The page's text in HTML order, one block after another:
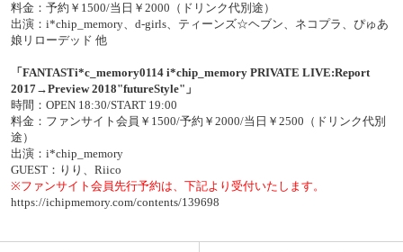
料金：予約￥1500/当日￥2000（ドリンク代別途）
出演：i*chip_memory、d-girls、ティーンズ☆ヘブン、ネコプラ、ぴゅあ
娘リローデッド 他
「FANTASTi*c_memory0114 i*chip_memory PRIVATE LIVE:Report
2017→Preview 2018"futureStyle"」
時間：OPEN 18:30/START 19:00
料金：ファンサイト会員￥1500/予約￥2000/当日￥2500（ドリンク代別
途）
出演：i*chip_memory
GUEST：りり、Riico
※ファンサイト会員先行予約は、下記より受付いたします。
https://ichipmemory.com/contents/139698